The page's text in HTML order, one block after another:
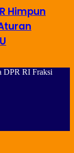
Himpun
DPR RI Fraksi